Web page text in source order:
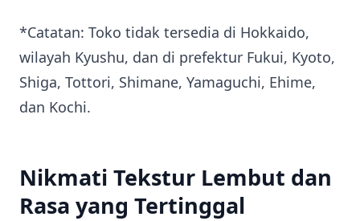
*Catatan: Toko tidak tersedia di Hokkaido,
wilayah Kyushu, dan di prefektur Fukui, Kyoto,
Shiga, Tottori, Shimane, Yamaguchi, Ehime,
dan Kochi.
Nikmati Tekstur Lembut dan
Rasa yang Tertinggal